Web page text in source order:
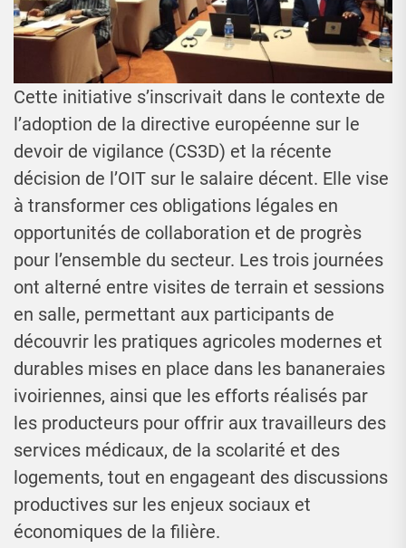
Cette initiative s’inscrivait dans le contexte de
l’adoption de la directive européenne sur le
devoir de vigilance (CS3D) et la récente
décision de l’OIT sur le salaire décent. Elle vise
à transformer ces obligations légales en
opportunités de collaboration et de progrès
pour l’ensemble du secteur. Les trois journées
ont alterné entre visites de terrain et sessions
en salle, permettant aux participants de
découvrir les pratiques agricoles modernes et
durables mises en place dans les bananeraies
ivoiriennes, ainsi que les efforts réalisés par
les producteurs pour offrir aux travailleurs des
services médicaux, de la scolarité et des
logements, tout en engageant des discussions
productives sur les enjeux sociaux et
économiques de la filière.